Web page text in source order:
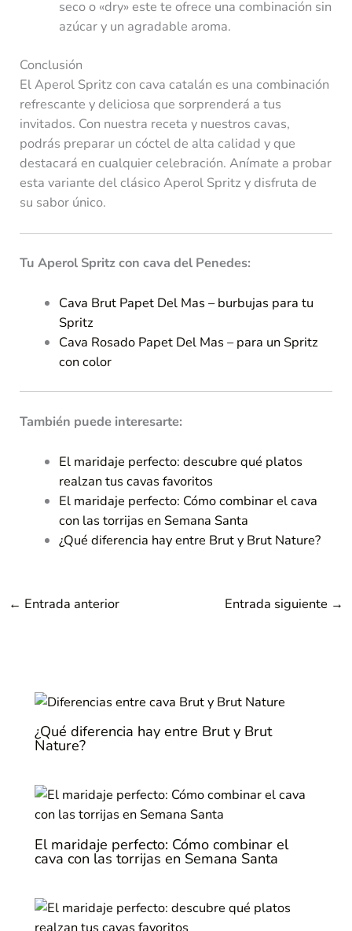
seco o «dry» este te ofrece una combinación sin
azúcar y un agradable aroma.
Conclusión
El Aperol Spritz con cava catalán es una combinación
refrescante y deliciosa que sorprenderá a tus
invitados. Con nuestra receta y nuestros cavas,
podrás preparar un cóctel de alta calidad y que
destacará en cualquier celebración. Anímate a probar
esta variante del clásico Aperol Spritz y disfruta de
su sabor único.
Tu Aperol Spritz con cava del Penedes:
Cava Brut Papet Del Mas – burbujas para tu
Spritz
Cava Rosado Papet Del Mas – para un Spritz
con color
También puede interesarte:
El maridaje perfecto: descubre qué platos
realzan tus cavas favoritos
El maridaje perfecto: Cómo combinar el cava
con las torrijas en Semana Santa
¿Qué diferencia hay entre Brut y Brut Nature?
← Entrada anterior Entrada siguiente →
¿Qué diferencia hay entre Brut y Brut
Nature?
El maridaje perfecto: Cómo combinar el
cava con las torrijas en Semana Santa